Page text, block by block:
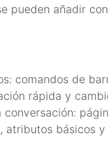
pueden añadir
comandos de
rápida y
conversación:
atributos básicos